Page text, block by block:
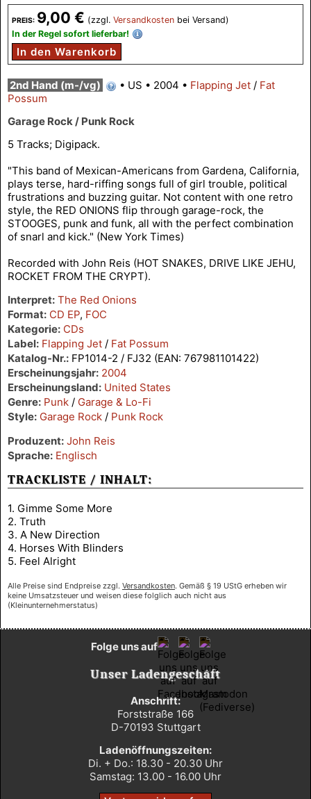
PREIS: 9,00 € (zzgl. Versandkosten bei Versand)
In der Regel sofort lieferbar!
In den Warenkorb
2nd Hand (m-/vg) • US • 2004 • Flapping Jet / Fat
Possum
Garage Rock / Punk Rock
5 Tracks; Digipack.
"This band of Mexican-Americans from Gardena, California,
plays terse, hard-riffing songs full of girl trouble, political
frustrations and buzzing guitar. Not content with one retro
style, the RED ONIONS flip through garage-rock, the
STOOGES, punk and funk, all with the perfect combination
of snarl and kick." (New York Times)
Recorded with John Reis (HOT SNAKES, DRIVE LIKE JEHU,
ROCKET FROM THE CRYPT).
Interpret: The Red Onions
Format: CD EP, FOC
Kategorie: CDs
Label: Flapping Jet / Fat Possum
Katalog-Nr.: FP1014-2 / FJ32 (EAN: 767981101422)
Erscheinungsjahr: 2004
Erscheinungsland: United States
Genre: Punk / Garage & Lo-Fi
Style: Garage Rock / Punk Rock
Produzent: John Reis
Sprache: Englisch
TRACKLISTE / INHALT:
1. Gimme Some More
2. Truth
3. A New Direction
4. Horses With Blinders
5. Feel Alright
Alle Preise sind Endpreise zzgl. Versandkosten. Gemäß § 19 UStG erheben wir
keine Umsatzsteuer und weisen diese folglich auch nicht aus
(Kleinunternehmerstatus)
Unser Ladengeschäft
Anschrift:
Forststraße 166
D-70193 Stuttgart
Ladenöffnungszeiten:
Di. + Do.: 18.30 - 20.30 Uhr
Samstag: 13.00 - 16.00 Uhr
Folge uns auf